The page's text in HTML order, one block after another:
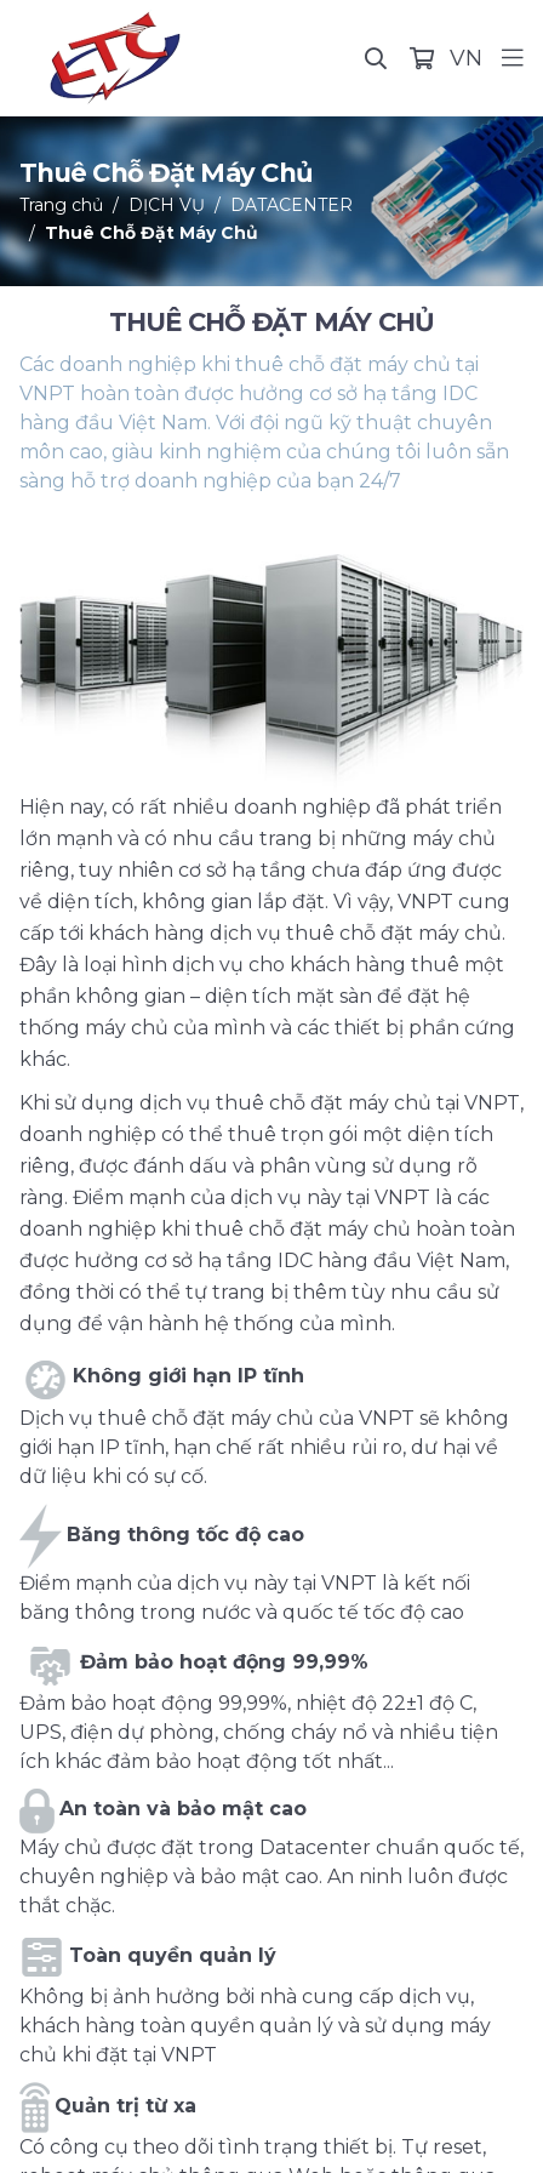
VN
Thuê Chỗ Đặt Máy Chủ
Trang chủ DỊCH VỤ
DATACENTER
Thuê Chỗ Đặt Máy Chủ
THUÊ CHỖ ĐẶT MÁY CHỦ
Các doanh nghiệp khi thuê chỗ đặt máy chủ tại
VNPT hoàn toàn được hưởng cơ sở hạ tầng IDC
hàng đầu Việt Nam. Với đội ngũ kỹ thuật chuyên
môn cao, giàu kinh nghiệm của chúng tôi luôn sẵn
sàng hỗ trợ doanh nghiệp của bạn 24/7
Hiện nay, có rất nhiều doanh nghiệp đã phát triển
lớn mạnh và có nhu cầu trang bị những máy chủ
riêng, tuy nhiên cơ sở hạ tầng chưa đáp ứng được
về diện tích, không gian lắp đặt. Vì vậy, VNPT cung
cấp tới khách hàng dịch vụ thuê chỗ đặt máy chủ.
Đây là loại hình dịch vụ cho khách hàng thuê một
phần không gian – diện tích mặt sàn để đặt hệ
thống máy chủ của mình và các thiết bị phần cứng
khác.
Khi sử dụng dịch vụ thuê chỗ đặt máy chủ tại VNPT,
doanh nghiệp có thể thuê trọn gói một diện tích
riêng, được đánh dấu và phân vùng sử dụng rõ
ràng. Điểm mạnh của dịch vụ này tại VNPT là các
doanh nghiệp khi thuê chỗ đặt máy chủ hoàn toàn
được hưởng cơ sở hạ tầng IDC hàng đầu Việt Nam,
đồng thời có thể tự trang bị thêm tùy nhu cầu sử
dụng để vận hành hệ thống của mình.
Không giới hạn IP tĩnh
Dịch vụ thuê chỗ đặt máy chủ của VNPT sẽ không
giới hạn IP tĩnh, hạn chế rất nhiều rủi ro, dư hại về
dữ liệu khi có sự cố.
Băng thông tốc độ cao
Điểm mạnh của dịch vụ này tại VNPT là kết nối
băng thông trong nước và quốc tế tốc độ cao
Đảm bảo hoạt động 99,99%
Đảm bảo hoạt động 99,99%, nhiệt độ 22±1 độ C,
UPS, điện dự phòng, chống cháy nổ và nhiều tiện
ích khác đảm bảo hoạt động tốt nhất...
An toàn và bảo mật cao
Máy chủ được đặt trong Datacenter chuẩn quốc tế,
chuyên nghiệp và bảo mật cao. An ninh luôn được
thắt chặc.
Toàn quyền quản lý
Không bị ảnh hưởng bởi nhà cung cấp dịch vụ,
khách hàng toàn quyền quản lý và sử dụng máy
chủ khi đặt tại VNPT
Quản trị từ xa
Có công cụ theo dõi tình trạng thiết bị. Tự reset,